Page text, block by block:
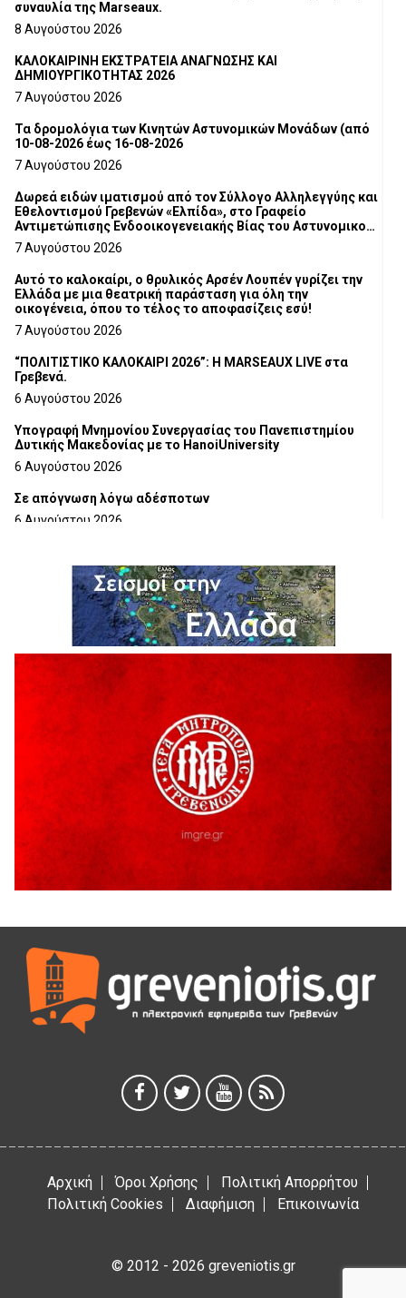
συναυλία της Marseaux.
8 Αυγούστου 2026
ΚΑΛΟΚΑΙΡΙΝΗ ΕΚΣΤΡΑΤΕΙΑ ΑΝΑΓΝΩΣΗΣ ΚΑΙ
ΔΗΜΙΟΥΡΓΙΚΟΤΗΤΑΣ 2026
7 Αυγούστου 2026
Τα δρομολόγια των Κινητών Αστυνομικών Μονάδων (από
10-08-2026 έως 16-08-2026
7 Αυγούστου 2026
Δωρεά ειδών ιματισμού από τον Σύλλογο Αλληλεγγύης και
Εθελοντισμού Γρεβενών «Ελπίδα», στο Γραφείο
Αντιμετώπισης Ενδοοικογενειακής Βίας του Αστυνομικού
Τμήματος Γρεβενών
7 Αυγούστου 2026
Αυτό το καλοκαίρι, ο θρυλικός Αρσέν Λουπέν γυρίζει την
Ελλάδα με μια θεατρική παράσταση για όλη την
οικογένεια, όπου το τέλος το αποφασίζεις εσύ!
7 Αυγούστου 2026
“ΠΟΛΙΤΙΣΤΙΚΟ ΚΑΛΟΚΑΙΡΙ 2026”: Η MARSEAUX LIVE στα
Γρεβενά.
6 Αυγούστου 2026
Υπογραφή Μνημονίου Συνεργασίας του Πανεπιστημίου
Δυτικής Μακεδονίας με το HanoiUniversity
6 Αυγούστου 2026
Σε απόγνωση λόγω αδέσποτων
6 Αυγούστου 2026
6 Αυγούστου 2026
Ολοκληρώνεται η ασφαλτόστρωση της οδού Περιβόλι –
6 Αυγούστου 2026
H παραδοχή λαθών είναι (και) δύναμη
5 Αυγούστου 2026
Ο ΑΝΔΡΕΑΣ ΑΣΛΑΝΙΔΗΣ ΣΥΝΕΧΙΖΕΙ ΣΤΟΝ ΠΡΩΤΕΑ
ΓΡΕΒΕΝΩΝ
5 Αυγούστου 2026
Ευχαριστήριο Εκπολιτιστικού Συλλόγου Ταξιάρχη προς κ.
Παρασχάκη Αθανάσιο
5 Αυγούστου 2026
Διακοπή υδροδότησης του Α΄ κλάδου ύδρευσης
5 Αυγούστου 2026
Θερινό Σινεμά στο πλαίσιο του «Πολιτιστικού
Καλοκαιριού 2026» με την βραβευμένη ταινία «Μικρές
Ανάσες».
5 Αυγούστου 2026
5 Αυγούστου 2026
Αρχική Όροι Χρήσης
Πολιτική Απορρήτου
Πολιτική Cookies
Διαφήμιση Επικοινωνία
© 2012 - 2026 greveniotis.gr